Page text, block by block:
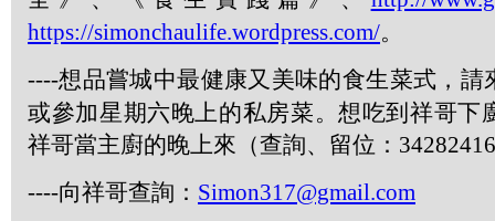
https://simonchaulife.wordpress.com/。
----想品嘗城中最健康又美味的食生菜式，請
或參加星期六晚上的私房菜。想吃到祥哥下
祥哥當主廚的晚上來（查詢、留位： 34282416
----向祥哥查詢： Simon317@gmail.com